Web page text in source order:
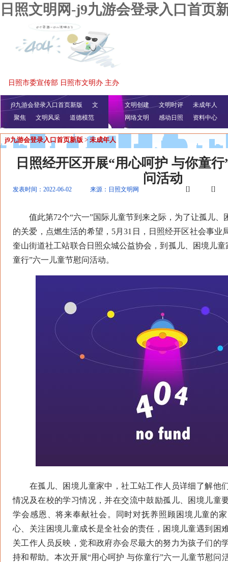
日照文明网-j9九游会登录入口首页
日照市委宣传部 日照市文明办 主办
j9九游会登录入口首页新版
文
明播报
公益视频
聚焦 文明风采 道德模范
文明创建 文明时评
未成年人
网络文明
感动日照 资料中心
j9九游会登录入口首页新版 > 未成年人
日照经开区开展“用心呵护 与你童
问活动
发表时间：2022-06-02 来源：日照文明网 [] []
值此第72个“六一”国际儿童节到来之际，为了让孤儿、
的关爱，点燃生活的希望，5月31日，日照经开区社会事业
奎山街道社工站联合日照众城公益协会，到孤儿、困境儿
童行”六一儿童节慰问活动。
在孤儿、困境儿童家中，社工站工作人员详细了解他
情况及在校的学习情况，并在交流中鼓励孤儿、困境儿童
学会感恩、将来奉献社会。同时对抚养照顾困境儿童的
心、关注困境儿童成长是全社会的责任，困境儿童遇到困
关工作人员反映，党和政府亦会尽最大的努力为孩子们的
持和帮助。本次开展“用心呵护 与你童行”六一儿童节慰问